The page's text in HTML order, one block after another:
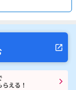
らえる！